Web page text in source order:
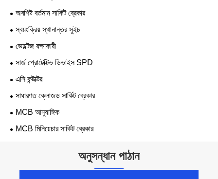
অবশিষ্ট বর্তমান সার্কিট ব্রেকার
স্বয়ংক্রিয় স্থানান্তর সুইচ
ভোল্টেজ রক্ষাকারী
সার্জ প্রোটেক্টিভ ডিভাইস SPD
এসি কন্টাক্টর
সাধারণত ক্লোজড সার্কিট ব্রেকার
MCB আনুষাঙ্গিক
MCB মিনিয়েচার সার্কিট ব্রেকার
অনুসন্ধান পাঠান